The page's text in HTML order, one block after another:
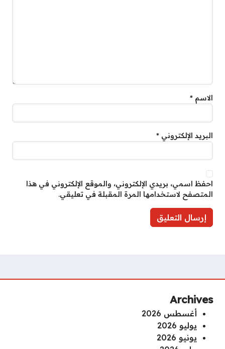
الاسم *
البريد الإلكتروني *
احفظ اسمي، بريدي الإلكتروني، والموقع الإلكتروني في هذا
المتصفح لاستخدامها المرة المقبلة في تعليقي.
Archives
أغسطس 2026
يوليو 2026
يونيو 2026